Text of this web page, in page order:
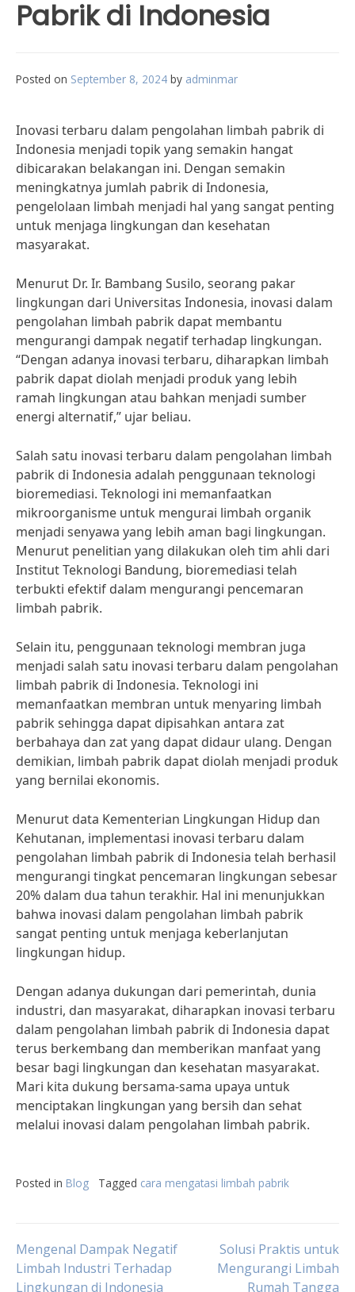
Pabrik di Indonesia
Posted on September 8, 2024 by adminmar
Inovasi terbaru dalam pengolahan limbah pabrik di
Indonesia menjadi topik yang semakin hangat
dibicarakan belakangan ini. Dengan semakin
meningkatnya jumlah pabrik di Indonesia,
pengelolaan limbah menjadi hal yang sangat penting
untuk menjaga lingkungan dan kesehatan
masyarakat.
Menurut Dr. Ir. Bambang Susilo, seorang pakar
lingkungan dari Universitas Indonesia, inovasi dalam
pengolahan limbah pabrik dapat membantu
mengurangi dampak negatif terhadap lingkungan.
“Dengan adanya inovasi terbaru, diharapkan limbah
pabrik dapat diolah menjadi produk yang lebih
ramah lingkungan atau bahkan menjadi sumber
energi alternatif,” ujar beliau.
Salah satu inovasi terbaru dalam pengolahan limbah
pabrik di Indonesia adalah penggunaan teknologi
bioremediasi. Teknologi ini memanfaatkan
mikroorganisme untuk mengurai limbah organik
menjadi senyawa yang lebih aman bagi lingkungan.
Menurut penelitian yang dilakukan oleh tim ahli dari
Institut Teknologi Bandung, bioremediasi telah
terbukti efektif dalam mengurangi pencemaran
limbah pabrik.
Selain itu, penggunaan teknologi membran juga
menjadi salah satu inovasi terbaru dalam pengolahan
limbah pabrik di Indonesia. Teknologi ini
memanfaatkan membran untuk menyaring limbah
pabrik sehingga dapat dipisahkan antara zat
berbahaya dan zat yang dapat didaur ulang. Dengan
demikian, limbah pabrik dapat diolah menjadi produk
yang bernilai ekonomis.
Menurut data Kementerian Lingkungan Hidup dan
Kehutanan, implementasi inovasi terbaru dalam
pengolahan limbah pabrik di Indonesia telah berhasil
mengurangi tingkat pencemaran lingkungan sebesar
20% dalam dua tahun terakhir. Hal ini menunjukkan
bahwa inovasi dalam pengolahan limbah pabrik
sangat penting untuk menjaga keberlanjutan
lingkungan hidup.
Dengan adanya dukungan dari pemerintah, dunia
industri, dan masyarakat, diharapkan inovasi terbaru
dalam pengolahan limbah pabrik di Indonesia dapat
terus berkembang dan memberikan manfaat yang
besar bagi lingkungan dan kesehatan masyarakat.
Mari kita dukung bersama-sama upaya untuk
menciptakan lingkungan yang bersih dan sehat
melalui inovasi dalam pengolahan limbah pabrik.
Posted in Blog Tagged cara mengatasi limbah pabrik
Post
Mengenal Dampak Negatif
Limbah Industri Terhadap
Lingkungan di Indonesia
Solusi Praktis untuk
Mengurangi Limbah
Rumah Tangga